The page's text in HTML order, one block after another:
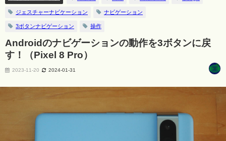
ジェスチャーナビケーション ナビゲーション
3ボタンナビゲーション 操作
Androidのナビゲーションの動作を3ボタンに戻
す！（Pixel 8 Pro）
2023-11-20 2024-01-31